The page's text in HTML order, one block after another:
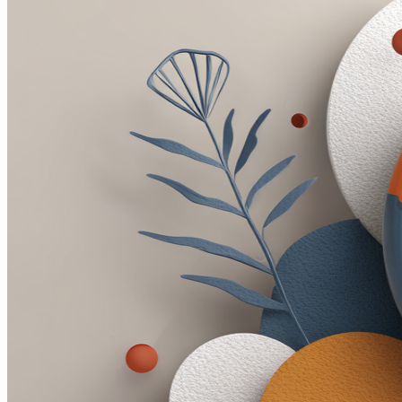
Tekstforfatning & Online kommunikation
Content marketing
Online Reputation Management